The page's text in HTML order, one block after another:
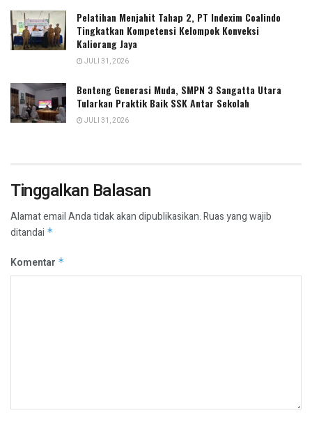
Pelatihan Menjahit Tahap 2, PT Indexim Coalindo
Tingkatkan Kompetensi Kelompok Konveksi
Kaliorang Jaya
JULI 31, 2026
Benteng Generasi Muda, SMPN 3 Sangatta Utara
Tularkan Praktik Baik SSK Antar Sekolah
JULI 31, 2026
Tinggalkan Balasan
Alamat email Anda tidak akan dipublikasikan.Ruas yang wajib
ditandai *
Komentar *